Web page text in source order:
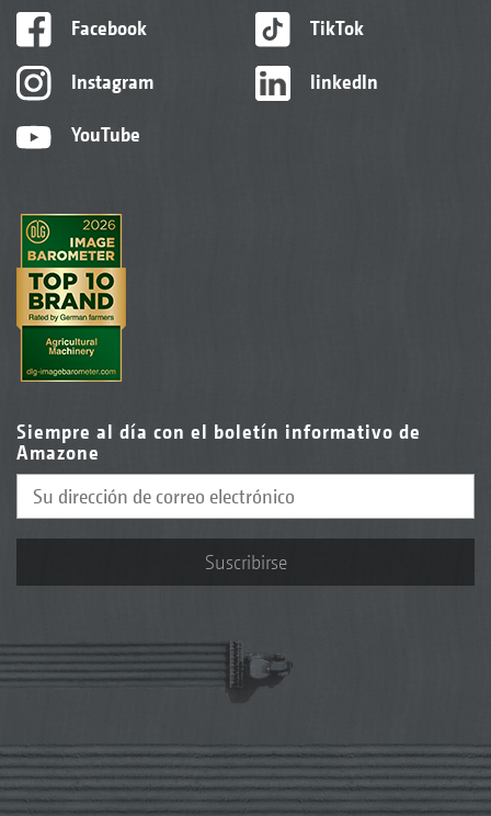
Facebook
Instagram
YouTube
TikTok
linkedIn
Siempre al día con el boletín informativo de
Amazone
Suscribirse